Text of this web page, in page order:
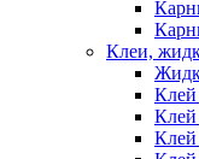
Клеи,
Клей
Клей
Клей